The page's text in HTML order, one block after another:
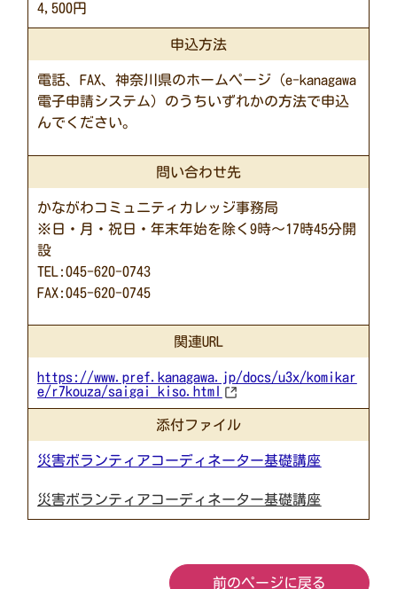
4,500円
申込方法
電話、FAX、神奈川県のホームページ（e-kanagawa
電子申請システム）のうちいずれかの方法で申込
んでください。
問い合わせ先
かながわコミュニティカレッジ事務局
※日・月・祝日・年末年始を除く9時～17時45分開
設
TEL:045-620-0743
FAX:045-620-0745
関連URL
https://www.pref.kanagawa.jp/docs/u3x/komikar
e/r7kouza/saigai_kiso.html
添付ファイル
災害ボランティアコーディネーター基礎講座
災害ボランティアコーディネーター基礎講座
前のページに戻る